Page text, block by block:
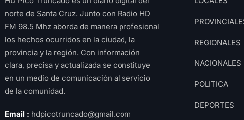
norte de Santa Cruz. Junto con Radio HD
FM 98.5 Mhz aborda de manera profesional
los hechos ocurridos en la ciudad, la
provincia y la región. Con información
clara, precisa y actualizada se constituye
en un medio de comunicación al servicio
de la comunidad.
Email : hdpicotruncado@gmail.com
REGIONALES
NACIONALES
POLITICA
DEPORTES